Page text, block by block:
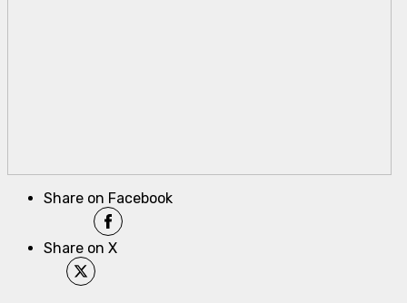
Share on Facebook
Share on X